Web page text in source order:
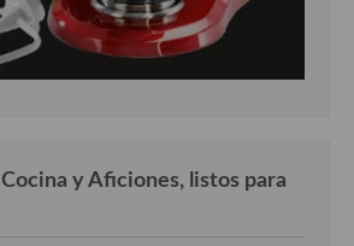
y Aficiones, listos para